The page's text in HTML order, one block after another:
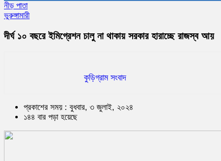
নীড় পাতা
ভুরুঙ্গামারী
দীর্ঘ ১০ বছরে ইমিগ্রেশন চালু না থাকায় সরকার হারাচ্ছে রাজস্ব আয়
কুড়িগ্রাম সংবাদ
প্রকাশের সময় : বুধবার, ৩ জুলাই, ২০২৪
১৪৪ বার পড়া হয়েছে